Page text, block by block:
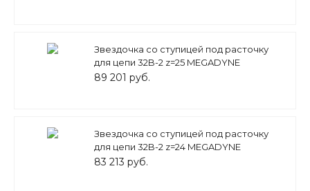
Звездочка со ступицей под расточку
для цепи 32B-2 z=25 MEGADYNE
89 201 руб.
Звездочка со ступицей под расточку
для цепи 32B-2 z=24 MEGADYNE
83 213 руб.